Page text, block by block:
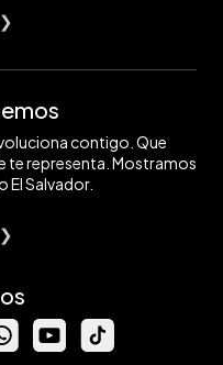
contigo. Que
te representa. Mostramos
El Salvador.